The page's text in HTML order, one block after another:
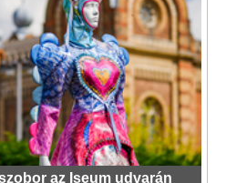
az Iseum udvarán